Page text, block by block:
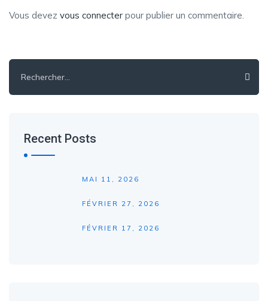
Vous devez vous connecter pour publier un commentaire.
Recent Posts
MAI 11, 2026
FÉVRIER 27, 2026
FÉVRIER 17, 2026